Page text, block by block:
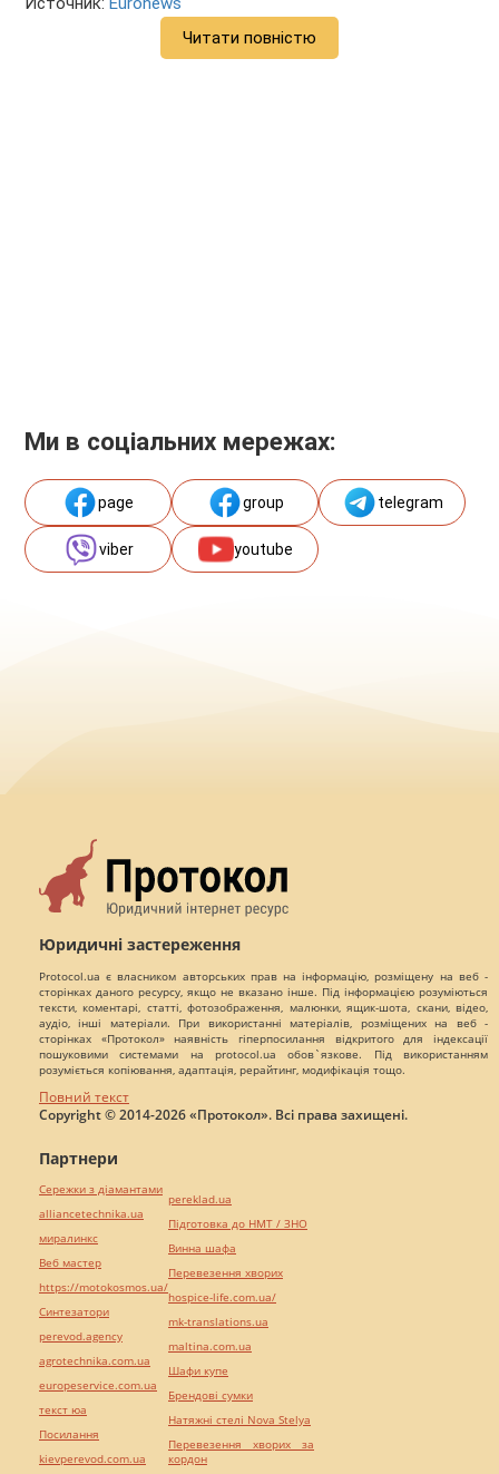
Читати повністю
Ми в соціальних мережах:
page group telegram
viber youtube
Юридичні застереження
Protocol.ua є власником авторських прав на інформацію, розміщену на веб -
сторінках даного ресурсу, якщо не вказано інше. Під інформацією розуміються
тексти, коментарі, статті, фотозображення, малюнки, ящик-шота, скани, відео,
аудіо, інші матеріали. При використанні матеріалів, розміщених на веб -
сторінках «Протокол» наявність гіперпосилання відкритого для індексації
пошуковими системами на protocol.ua обов`язкове. Під використанням
розуміється копіювання, адаптація, рерайтинг, модифікація тощо.
Повний текст
Copyright © 2014-2026 «Протокол». Всі права захищені.
Партнери
Сережки з діамантами
alliancetechnika.ua
миралинкс
Веб мастер
https://motokosmos.ua/
Синтезатори
perevod.agency
agrotechnika.com.ua
europeservice.com.ua
текст юа
Посилання
kievperevod.com.ua
pereklad.ua
Підготовка до НМТ / ЗНО
Винна шафа
Перевезення хворих
hospice-life.com.ua/
mk-translations.ua
maltina.com.ua
Шафи купе
Брендові сумки
Натяжні стелі Nova Stelya
Перевезення хворих за
кордон